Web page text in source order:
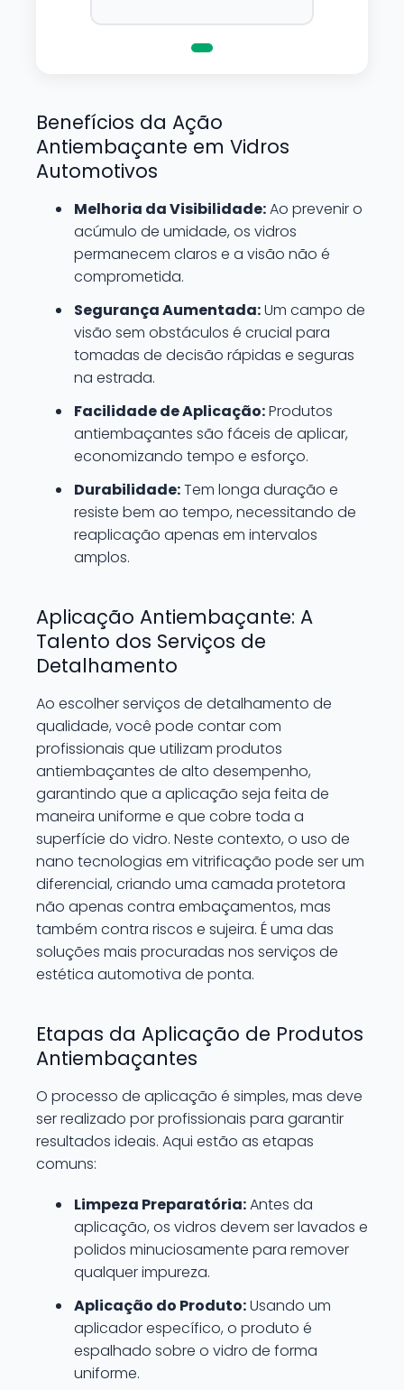
Benefícios da Ação
Antiembaçante em Vidros
Automotivos
Melhoria da Visibilidade:Ao prevenir o
acúmulo de umidade, os vidros
permanecem claros e a visão não é
comprometida.
Segurança Aumentada:Um campo de
visão sem obstáculos é crucial para
tomadas de decisão rápidas e seguras
na estrada.
Facilidade de Aplicação:Produtos
antiembaçantes são fáceis de aplicar,
economizando tempo e esforço.
Durabilidade:Tem longa duração e
resiste bem ao tempo, necessitando de
reaplicação apenas em intervalos
amplos.
Aplicação Antiembaçante: A
Talento dos Serviços de
Detalhamento
Ao escolher serviços de detalhamento de
qualidade, você pode contar com
profissionais que utilizam produtos
antiembaçantes de alto desempenho,
garantindo que a aplicação seja feita de
maneira uniforme e que cobre toda a
superfície do vidro. Neste contexto, o uso de
nano tecnologias em vitrificação pode ser um
diferencial, criando uma camada protetora
não apenas contra embaçamentos, mas
também contra riscos e sujeira. É uma das
soluções mais procuradas nos serviços de
estética automotiva de ponta.
Etapas da Aplicação de Produtos
Antiembaçantes
O processo de aplicação é simples, mas deve
ser realizado por profissionais para garantir
resultados ideais. Aqui estão as etapas
comuns:
Limpeza Preparatória:Antes da
aplicação, os vidros devem ser lavados e
polidos minuciosamente para remover
qualquer impureza.
Aplicação do Produto:Usando um
aplicador específico, o produto é
espalhado sobre o vidro de forma
uniforme.